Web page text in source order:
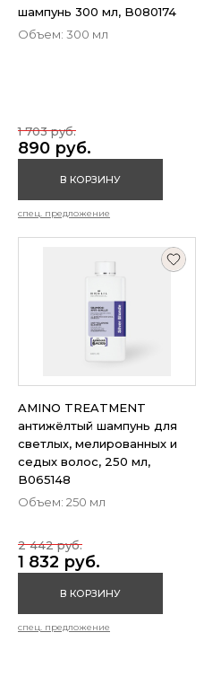
шампунь 300 мл, B080174
Объем: 300 мл
890 руб.
1 703 руб.
В КОРЗИНУ
спец. предложение
AMINO TREATMENT
антижёлтый шампунь для
светлых, мелированных и
седых волос, 250 мл,
B065148
Объем: 250 мл
1 832 руб.
2 442 руб.
В КОРЗИНУ
спец. предложение